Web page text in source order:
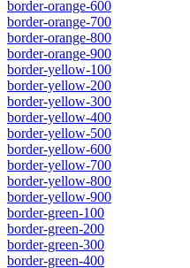
border-orange-600
border-orange-700
border-orange-800
border-orange-900
border-yellow-100
border-yellow-200
border-yellow-300
border-yellow-400
border-yellow-500
border-yellow-600
border-yellow-700
border-yellow-800
border-yellow-900
border-green-100
border-green-200
border-green-300
border-green-400